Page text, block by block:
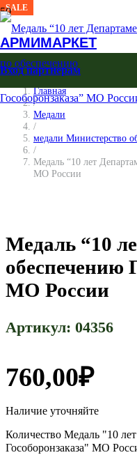
АРМИМАРКЕТ
Вход партнерам
Главная
/
Медали
/
медали Министерство
/
Медаль “10 лет
МО России
Медаль “10
обеспечению
МО России
Артикул: 04356
760,00₽
Наличие уточняйте
Количество Медаль "10
Гособоронзаказа" МО
SALE